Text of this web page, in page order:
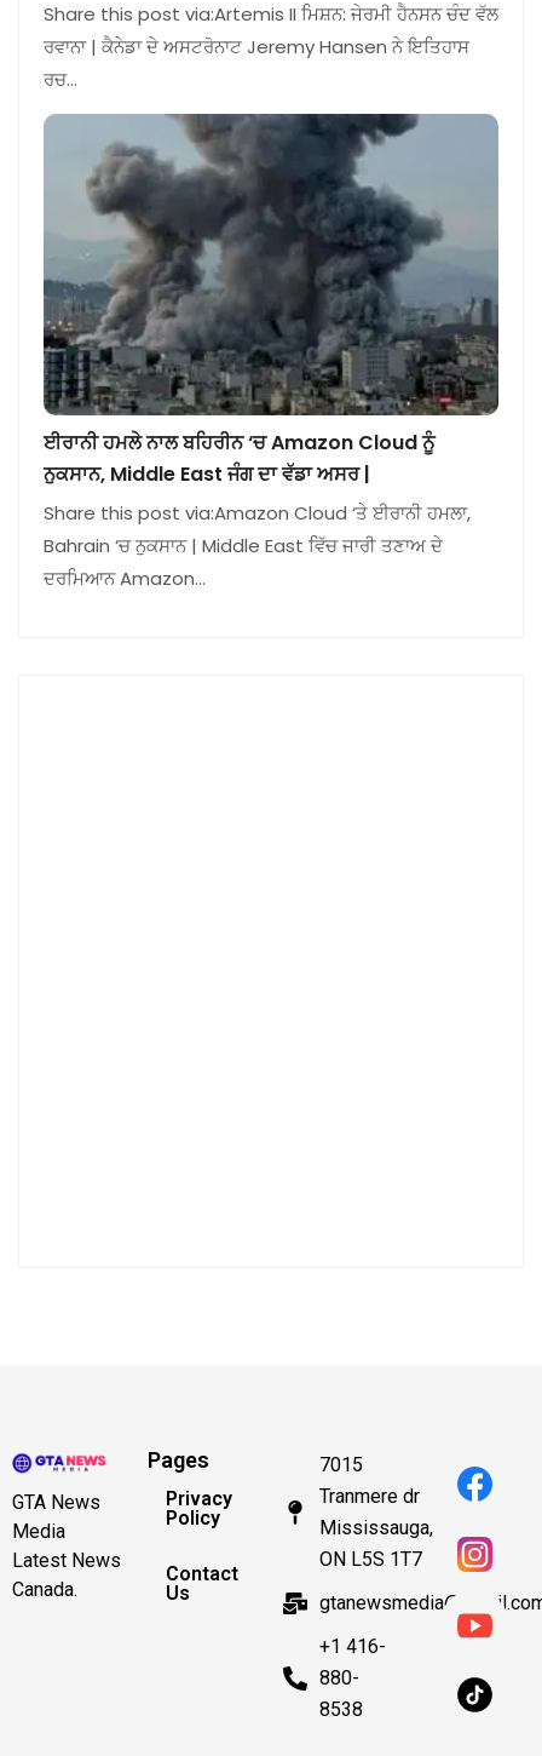
Share this post via:Artemis II ਮਿਸ਼ਨ: ਜੇਰਮੀ ਹੈਨਸਨ ਚੰਦ ਵੱਲ
ਰਵਾਨਾ | ਕੈਨੇਡਾ ਦੇ ਅਸਟਰੋਨਾਟ Jeremy Hansen ਨੇ ਇਤਿਹਾਸ
ਰਚ…
ਈਰਾਨੀ ਹਮਲੇ ਨਾਲ ਬਹਿਰੀਨ ‘ਚ Amazon Cloud ਨੂੰ
ਨੁਕਸਾਨ, Middle East ਜੰਗ ਦਾ ਵੱਡਾ ਅਸਰ |
Share this post via:Amazon Cloud ‘ਤੇ ਈਰਾਨੀ ਹਮਲਾ,
Bahrain ‘ਚ ਨੁਕਸਾਨ | Middle East ਵਿੱਚ ਜਾਰੀ ਤਣਾਅ ਦੇ
ਦਰਮਿਆਨ Amazon…
GTA News
Media
Latest News
Canada.
Pages
Privacy
Policy
Contact
Us
7015
Tranmere dr
Mississauga,
ON L5S 1T7
+1 416-
880-
8538